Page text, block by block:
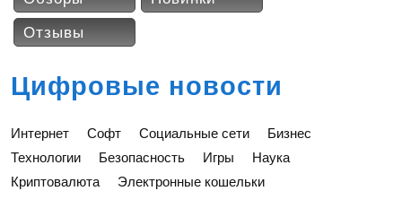
Отзывы
Цифровые новости
Интернет Софт Социальные сети
Бизнес
Технологии
Безопасность Игры
Наука
Криптовалюта
Электронные кошельки